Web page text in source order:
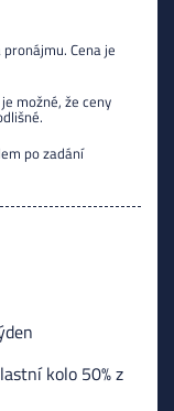
Cena je
možné, že ceny
po zadání
kolo 50% z